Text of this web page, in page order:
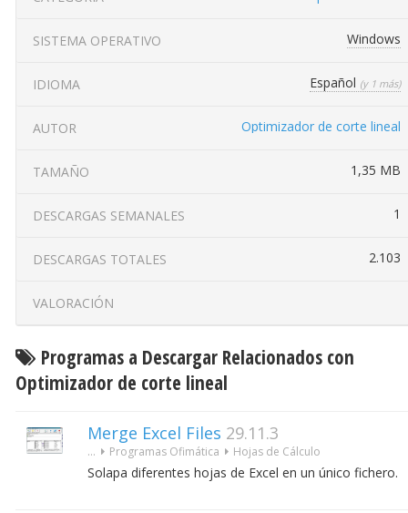
SISTEMA OPERATIVO Windows
IDIOMA Español (y 1 más)
AUTOR Optimizador de corte lineal
TAMAÑO 1,35 MB
DESCARGAS SEMANALES 1
DESCARGAS TOTALES 2.103
VALORACIÓN
Programas a Descargar Relacionados con
Optimizador de corte lineal
Merge Excel Files 29.11.3
... Programas Ofimática Hojas de Cálculo
Solapa diferentes hojas de Excel en un único fichero.